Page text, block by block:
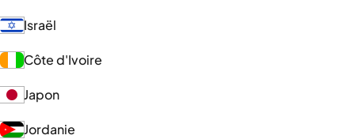
Israël
Côte d'Ivoire
Japon
Jordanie